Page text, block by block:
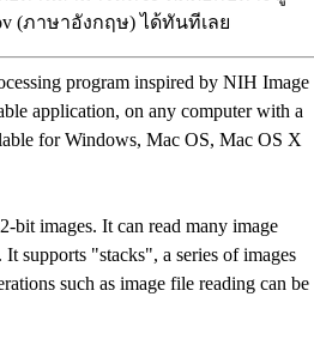
(ภาษาอังกฤษ) ได้ทันทีเลย
program inspired by NIH Image
application, on any computer with a
for Windows, Mac OS, Mac OS X
bit images. It can read many image
supports "stacks", a series of images
such as image file reading can be